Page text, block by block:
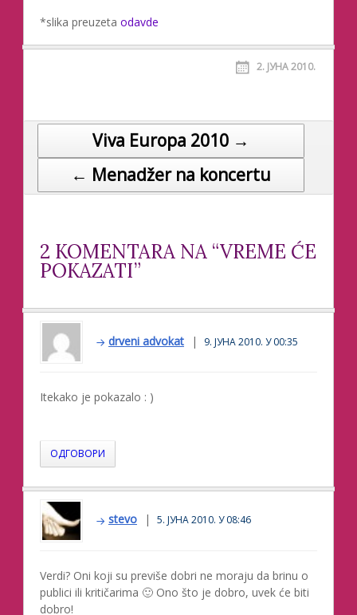
*slika preuzeta odavde
2. ЈУНА 2010.
Post navigation
Viva Europa 2010 →
← Menadžer na koncertu
2 KOMENTARA NA “VREME ĆE
POKAZATI”
drveni advokat 9. ЈУНА 2010. У 00:35
Itekako je pokazalo : )
ОДГОВОРИ
stevo 5. ЈУНА 2010. У 08:46
Verdi? Oni koji su previše dobri ne moraju da brinu o
publici ili kritičarima 🙂 Ono što je dobro, uvek će biti
dobro!